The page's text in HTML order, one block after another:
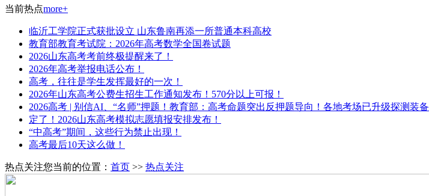
当前热点more+
临沂工学院正式获批设立 山东鲁南再添一所普通本科高校
教育部教育考试院：2026年高考数学全国卷试题
2026山东高考考前终极提醒来了！
2026年高考举报电话公布！
高考，往往是学生发挥最好的一次！
2026年山东高考公费生招生工作通知发布！570分以上可报！
2026高考 | 别信AI、“名师”押题！教育部：高考命题突出反押题导向！各地考场已升级探测装备
定了！2026山东高考模拟志愿填报安排发布！
“中高考”期间，这些行为禁止出现！
高考最后10天这么做！
热点关注您当前的位置： 首页 >> 热点关注